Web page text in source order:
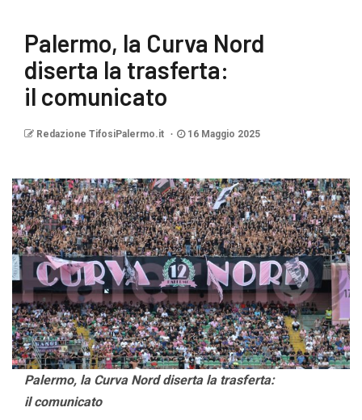
Palermo, la Curva Nord
diserta la trasferta:
il comunicato
Redazione TifosiPalermo.it 16 Maggio 2025
Palermo, la Curva Nord diserta la trasferta:
il comunicato